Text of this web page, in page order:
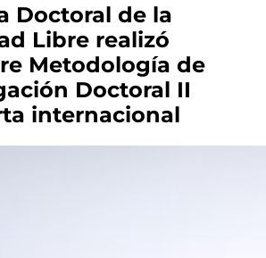
Doctoral de la
Libre realizó
Metodología de
Doctoral II
internacional